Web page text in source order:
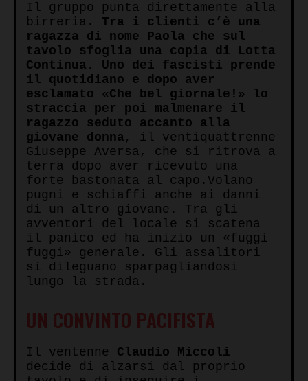
Il gruppo punta direttamente alla
birreria. Tra i clienti c’è una
ragazza di nome Paola che sul
tavolo sfoglia una copia di Lotta
Continua . Uno dei fascisti prende
il quotidiano e dopo aver
esclamato «Che bel giornale!» lo
straccia per poi malmenare il
ragazzo seduto accanto alla
giovane donna , il ventiquattrenne
Giuseppe Aversa, che si ritrova a
terra dopo aver ricevuto una
forte bastonata al capo.Volano
pugni e schiaffi anche ai danni
di un altro giovane. Tra gli
avventori del locale si scatena
il panico ed ha inizio un «fuggi
fuggi» generale. Gli assalitori
si dileguano sparpagliandosi
lungo la strada.
UN CONVINTO PACIFISTA
Il ventenne Claudio Miccoli
decide di alzarsi dal proprio